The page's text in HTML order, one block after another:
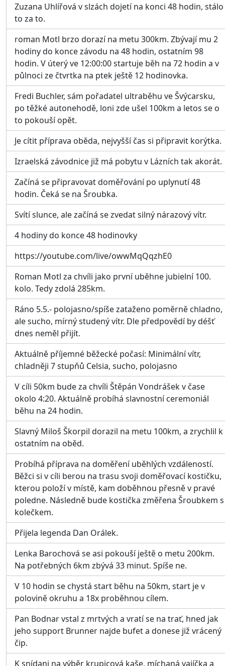
Zuzana Uhlířová v slzách dojetí na konci 48 hodin, stálo
to za to.
roman Motl brzo dorazí na metu 300km. Zbývají mu 2
hodiny do konce závodu na 48 hodin, ostatním 98
hodin. V úterý ve 12:00:00 startuje běh na 72 hodin a v
půlnoci ze čtvrtka na ptek ještě 12 hodinovka.
Fredi Buchler, sám pořadatel ultraběhu ve Švýcarsku,
po těžké autonehodě, loni zde ušel 100km a letos se o
to pokouší opět.
Je cítit příprava oběda, nejvyšší čas si připravit korýtka.
Izraelská závodnice již má pobytu v Lázních tak akorát.
Začíná se připravovat doměřování po uplynutí 48
hodin. Čeká se na Šroubka.
Svítí slunce, ale začíná se zvedat silný nárazový vítr.
4 hodiny do konce 48 hodinovky
https://youtube.com/live/owwMqQqzhE0
Roman Motl za chvíli jako první uběhne jubielní 100.
kolo. Tedy zdolá 285km.
Ráno 5.5.- polojasno/spíše zataženo poměrně chladno,
ale sucho, mírný studený vítr. Dle předpovědí by déšť
dnes neměl přijít.
Aktuálně příjemné běžecké počasí: Minimální vítr,
chladněji 7 stupňů Celsia, sucho, polojasno
V cíli 50km bude za chvíli Štěpán Vondrášek v čase
okolo 4:20. Aktuálně probíhá slavnostní ceremoniál
běhu na 24 hodin.
Slavný Miloš Škorpil dorazil na metu 100km, a zrychlil k
ostatním na oběd.
Probíhá příprava na doměření uběhlých vzdáleností.
Běžci si v cíli berou na trasu svoji doměřovací kostičku,
kterou položí v místě, kam doběhnou přesně v pravé
poledne. Následně bude kostička změřena Šroubkem s
kolečkem.
Přijela legenda Dan Orálek.
Lenka Barochová se asi pokouší ještě o metu 200km.
Na potřebných 6km zbývá 33 minut. Spíše ne.
V 10 hodin se chystá start běhu na 50km, start je v
polovině okruhu a 18x proběhnou cílem.
Pan Bodnar vstal z mrtvých a vratí se na trať, hned jak
jeho support Brunner najde bufet a donese již vrácený
čip.
K snídani na výběr krupicová kaše, míchaná vajíčka a